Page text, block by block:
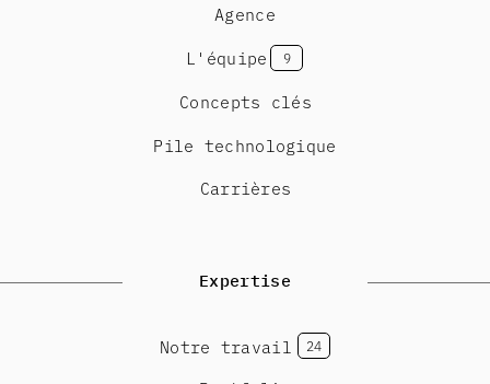
Expertise
Agence
L'équipe
Concepts clés
Pile technologique
Carrières
Notre travail
9
24